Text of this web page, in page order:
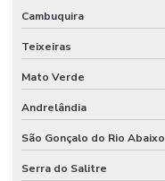
Cambuquira
Teixeiras
Mato Verde
Andrelândia
São Gonçalo do Rio Abaixo
Serra do Salitre